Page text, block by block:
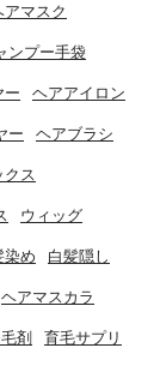
アマスク
ンプー手袋
ー ヘアアイロン
ー ヘアブラシ
クス
ウィッグ
染め 白髪隠し
ヘアマスカラ
剤 育毛サプリ